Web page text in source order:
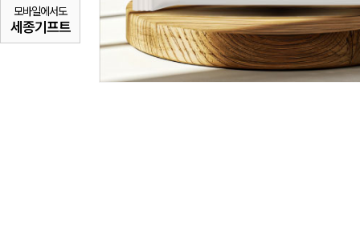
모바일에서도
세종기프트